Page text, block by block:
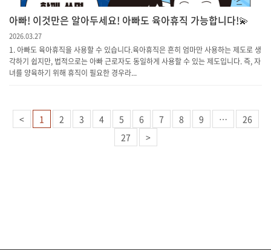
아빠! 이것만은 알아두세요! 아빠도 육아휴직 가능합니다!💫
2026.03.27
1. 아빠도 육아휴직을 사용할 수 있습니다.육아휴직은 흔히 엄마만 사용하는 제도로 생
각하기 쉽지만, 법적으로는 아빠 근로자도 동일하게 사용할 수 있는 제도입니다. 즉, 자
녀를 양육하기 위해 휴직이 필요한 경우라...
< 1 2 3 4 5 6 7 8 9 …
26
27
>